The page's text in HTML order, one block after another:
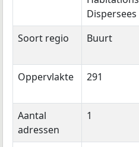
Dispersees
Soort regio
Buurt
Oppervlakte 291
Aantal
adressen
1